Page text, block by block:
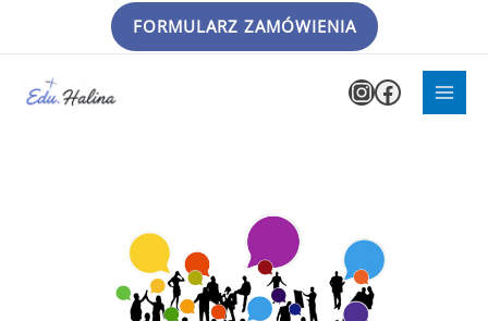
FORMULARZ ZAMÓWIENIA
Instagram
Facebook